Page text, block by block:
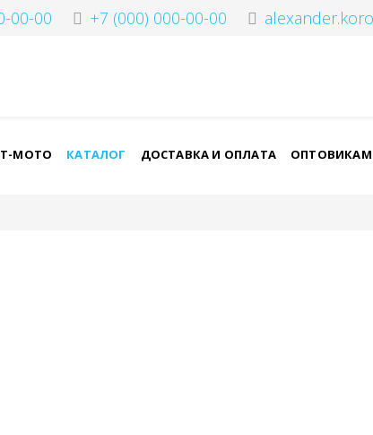
00-00 +7 (000) 000-00-00
МОТО КАТАЛОГ ДОСТАВКА И ОПЛАТА ОПТОВИКАМ